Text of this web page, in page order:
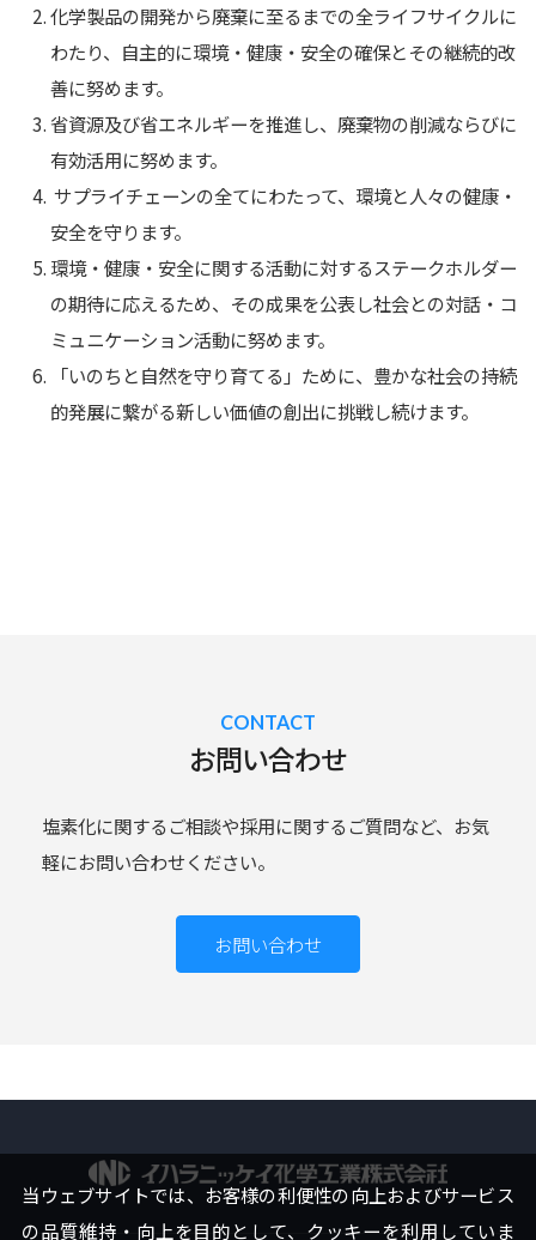
受託製造
設備リスト
お知らせ
化学製品の開発から廃棄に至るまでの全ライフサイクルに
わたり、自主的に環境・健康・安全の確保とその継続的改
善に努めます。
省資源及び省エネルギーを推進し、廃棄物の削減ならびに
有効活用に努めます。
サプライチェーンの全てにわたって、環境と人々の健康・
安全を守ります。
環境・健康・安全に関する活動に対するステークホルダー
の期待に応えるため、その成果を公表し社会との対話・コ
ミュニケーション活動に努めます。
「いのちと自然を守り育てる」ために、豊かな社会の持続
的発展に繋がる新しい価値の創出に挑戦し続けます。
お問い合わせ
塩素化に関するご相談や採用に関するご質問など、お気
軽にお問い合わせください。
お問い合わせ
当ウェブサイトでは、お客様の利便性の向上およびサービス
の品質維持・向上を目的として、クッキーを利用していま